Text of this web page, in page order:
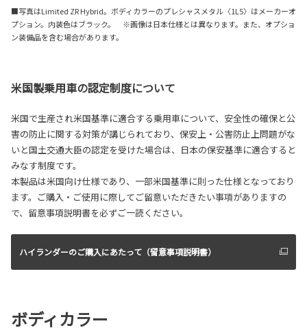
■写真はLimited ZR Hybrid。ボディカラーのプレシャスメタル〈1L5〉はメーカーオ
プション。内装色はブラック。 ※画像は日本仕様とは異なります。また、オプショ
ン装備品を含む場合があります。
米国製乗用車の認定制度について
米国で生産され米国基準に適合する乗用車について、安全性の確保と公
害の防止に関する対策が講じられており、保安上・公害防止上問題がな
いと国土交通大臣の認定を受けた場合は、日本の保安基準に適合すると
みなす制度です。
本製品は米国向け仕様であり、一部米国基準に則った仕様となっており
ます。ご購入・ご使用に際してご留意いただきたい事項がありますの
で、留意事項説明書を必ずご一読ください。
ハイランダーのご購入にあたって（留意事項説明書）
ボディカラー